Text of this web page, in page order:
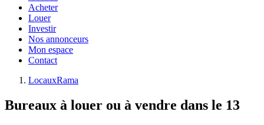
Acheter
Louer
Investir
Nos annonceurs
Mon espace
Contact
LocauxRama
Bureaux à louer ou à vendre dans le 13